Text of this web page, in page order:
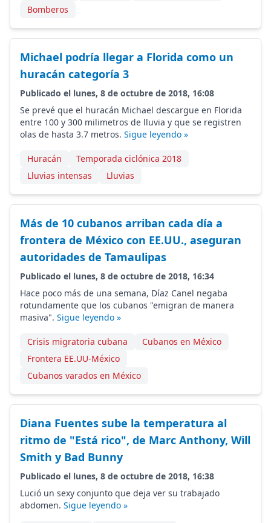
Bomberos
Michael podría llegar a Florida como un
huracán categoría 3
Publicado el lunes, 8 de octubre de 2018, 16:08
Se prevé que el huracán Michael descargue en Florida
entre 100 y 300 milimetros de lluvia y que se registren
olas de hasta 3.7 metros. Sigue leyendo »
Huracán
Temporada ciclónica 2018
Lluvias intensas
Lluvias
Más de 10 cubanos arriban cada día a
frontera de México con EE.UU., aseguran
autoridades de Tamaulipas
Publicado el lunes, 8 de octubre de 2018, 16:34
Hace poco más de una semana, Díaz Canel negaba
rotundamente que los cubanos "emigran de manera
masiva". Sigue leyendo »
Crisis migratoria cubana
Cubanos en México
Frontera EE.UU-México
Cubanos varados en México
Diana Fuentes sube la temperatura al
ritmo de "Está rico", de Marc Anthony, Will
Smith y Bad Bunny
Publicado el lunes, 8 de octubre de 2018, 16:38
Lució un sexy conjunto que deja ver su trabajado
abdomen. Sigue leyendo »